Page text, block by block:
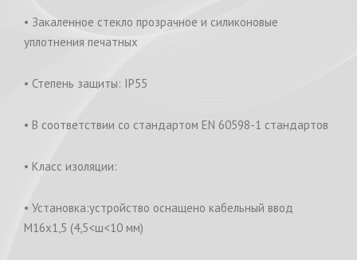
• Закаленное стекло прозрачное и силиконовые
уплотнения печатных
• Степень защиты: IP55
• В соответствии со стандартом EN 60598-1 стандартов
• Класс изоляции:
• Установка:устройство оснащено кабельный ввод
M16x1,5 (4,5<ш<10 мм)